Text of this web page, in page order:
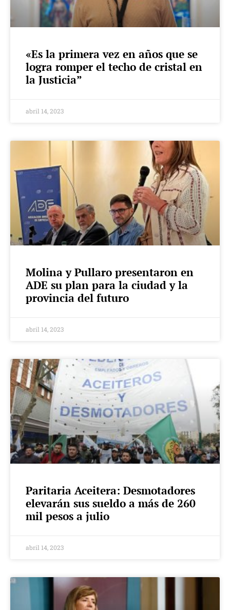
«Es la primera vez en años que se
logra romper el techo de cristal en
la Justicia”
abril 14, 2023
Molina y Pullaro presentaron en
ADE su plan para la ciudad y la
provincia del futuro
abril 14, 2023
Paritaria Aceitera: Desmotadores
elevarán sus sueldo a más de 260
mil pesos a julio
abril 14, 2023